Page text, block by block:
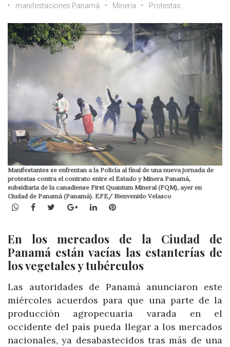
manifestaciones Panamá
Minería Protestas
Manifestantes se enfrentan a la Policía al final de una nueva jornada de
protestas contra el contrato entre el Estado y Minera Panamá,
subsidiaria de la canadiense First Quantum Mineral (FQM), ayer en
Ciudad de Panamá (Panamá). EFE/ Bienvenido Velasco
WhatsApp
Facebook
TwitterGoogle+LinkedInPinterest
En los mercados de la Ciudad de
Panamá están vacías las estanterías de
los vegetales y tubérculos
Las autoridades de Panamá anunciaron este
miércoles acuerdos para que una parte de la
producción agropecuaria varada en el
occidente del país pueda llegar a los mercados
nacionales, ya desabastecidos tras más de una